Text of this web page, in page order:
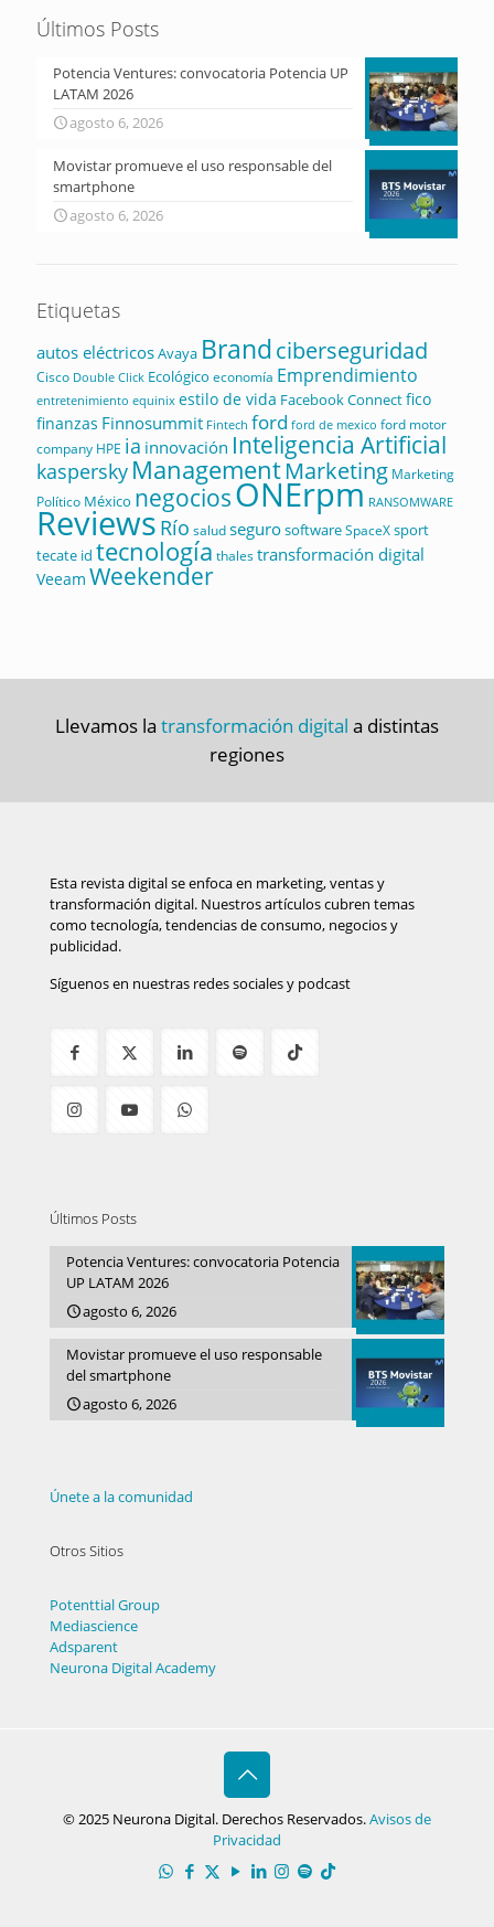
Últimos Posts
Potencia Ventures: convocatoria Potencia UP
LATAM 2026
agosto 6, 2026
Movistar promueve el uso responsable del
smartphone
agosto 6, 2026
Etiquetas
autos eléctricosAvaya Brandciberseguridad
Cisco Double Click Ecológico economía Emprendimiento
entretenimiento equinix estilo de vida Facebook Connectfico
finanzas Finnosummit Fintech ford ford de mexico ford motor
company HPE ia innovación Inteligencia Artificial
kaspersky ManagementMarketing Marketing
Político México negociosONErpm RANSOMWARE
Reviews Río saludsegurosoftwareSpaceXsport
tecate id tecnología thalestransformación digital
Veeam Weekender
Llevamos la transformación digital a distintas
regiones
Esta revista digital se enfoca en marketing, ventas y
transformación digital. Nuestros artículos cubren temas
como tecnología, tendencias de consumo, negocios y
publicidad.
Síguenos en nuestras redes sociales y podcast
Últimos Posts
Potencia Ventures: convocatoria Potencia
UP LATAM 2026
agosto 6, 2026
Movistar promueve el uso responsable
del smartphone
agosto 6, 2026
Únete a la comunidad
Otros Sitios
Potenttial Group
Mediascience
Adsparent
Neurona Digital Academy
© 2025 Neurona Digital. Derechos Reservados.Avisos de
Privacidad